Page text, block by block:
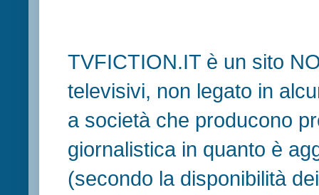
TVFICTION.IT è un sito
televisivi, non legato in
a società che producono
giornalistica in quanto è
(secondo la disponibilità